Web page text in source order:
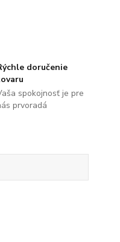
doručenie
spokojnosť je pre
prvoradá